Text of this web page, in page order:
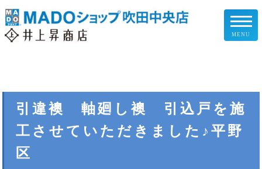
お客様の声
施工事例
MENU
引違襖 軸廻し襖 引込戸を施
工させていただきました♪平野
区